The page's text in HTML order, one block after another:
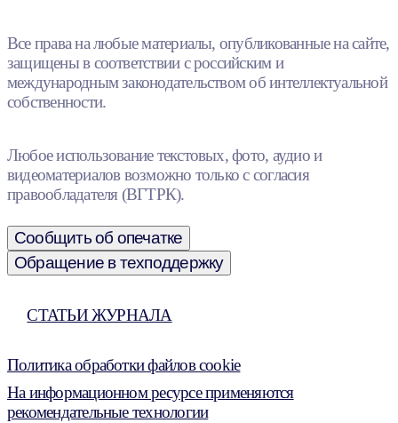
Все права на любые материалы, опубликованные на сайте,
защищены в соответствии с российским и
международным законодательством об интеллектуальной
собственности.
Любое использование текстовых, фото, аудио и
видеоматериалов возможно только с согласия
правообладателя (ВГТРК).
Сообщить об опечатке
Обращение в техподдержку
СТАТЬИ ЖУРНАЛА
Политика обработки файлов cookie
На информационном ресурсе применяются
рекомендательные технологии